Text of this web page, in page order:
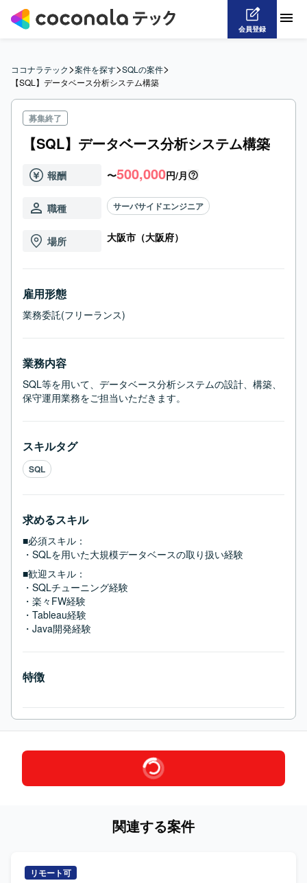
会員登録
ココナラテック>案件を探す>SQLの案件>
【SQL】データベース分析システム構築
募集終了
【SQL】データベース分析システム構築
報酬 〜500,000円/月
職種 サーバサイドエンジニア
場所 大阪市（大阪府）
雇用形態
業務委託(フリーランス)
業務内容
SQL等を用いて、データベース分析システムの設計、構築、
保守運用業務をご担当いただきます。
スキルタグ
SQL
求めるスキル
■必須スキル：
・SQLを用いた大規模データベースの取り扱い経験
■歓迎スキル：
・SQLチューニング経験
・楽々FW経験
・Tableau経験
・Java開発経験
特徴
関連する案件
リモート可